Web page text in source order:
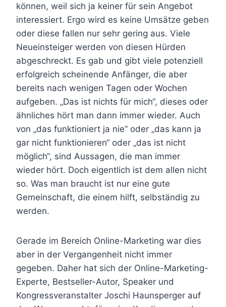
können, weil sich ja keiner für sein Angebot
interessiert. Ergo wird es keine Umsätze geben
oder diese fallen nur sehr gering aus. Viele
Neueinsteiger werden von diesen Hürden
abgeschreckt. Es gab und gibt viele potenziell
erfolgreich scheinende Anfänger, die aber
bereits nach wenigen Tagen oder Wochen
aufgeben. „Das ist nichts für mich“, dieses oder
ähnliches hört man dann immer wieder. Auch
von „das funktioniert ja nie“ oder „das kann ja
gar nicht funktionieren“ oder „das ist nicht
möglich“, sind Aussagen, die man immer
wieder hört. Doch eigentlich ist dem allen nicht
so. Was man braucht ist nur eine gute
Gemeinschaft, die einem hilft, selbständig zu
werden.
Gerade im Bereich Online-Marketing war dies
aber in der Vergangenheit nicht immer
gegeben. Daher hat sich der Online-Marketing-
Experte, Bestseller-Autor, Speaker und
Kongressveranstalter Joschi Haunsperger auf